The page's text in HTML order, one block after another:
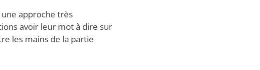
approche très
avoir leur mot à dire sur
les mains de la partie